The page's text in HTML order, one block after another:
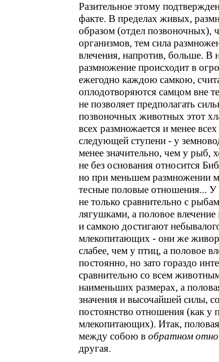
Разительное этому
факте. В пределах живых,
образом (отдел позвоночных),
организмов, тем сила
влечения, напротив, больше. В
размножение происходит в
ежегодно каждою самкою,
оплодотворяются самцом вне
не позволяет предполагать
позвоночных животных этот
всех размножается и менее
следующей ступени - у
менее значительно, чем у рыб,
не без основания относится
но при меньшем размножении
тесные половые отношения...
не только сравнительно с
лягушками, а половое
и самкою достигают
млекопитающих - они же
слабее, чем у птиц, а половое
постоянно, но зато гораздо
сравнительно со всем
наименьших размерах, а
значения и высочайшей силы,
постоянство отношения (как у
млекопитающих). Итак,
между собою в обратном
другая.